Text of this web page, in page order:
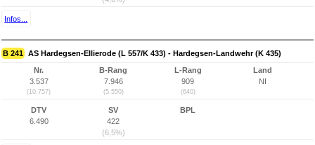
Infos...
B 241 AS Hardegsen-Ellierode (L 557/K 433) - Hardegsen-Landwehr (K 435)
Nr.
3.537
(10.757)
B-Rang
7.946
(5.550)
L-Rang
909
(640)
Land
NI
DTV
6.490
SV
422
(6,5%)
BPL